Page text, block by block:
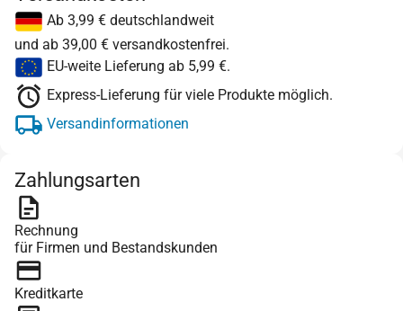
Ab 3,99 € deutschlandweit
und ab 39,00 € versandkostenfrei.
EU-weite Lieferung ab 5,99 €.
Express-Lieferung für viele Produkte möglich.
Versandinformationen
Zahlungsarten
Rechnung
für Firmen und Bestandskunden
Kreditkarte